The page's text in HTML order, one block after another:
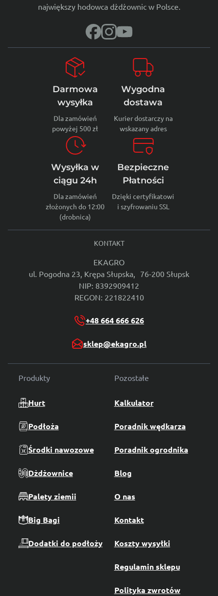
największy hodowca dżdżownic w Polsce.
Darmowa
wysyłka
Dla zamówień
powyżej 500 zł
Wygodna
dostawa
Kurier dostarczy na
wskazany adres
Wysyłka w
ciągu 24h
Dla zamówień
złożonych do 12:00
(drobnica)
Bezpieczne
Płatności
Dzięki certyfikatowi
i szyfrowaniu SSL
KONTAKT
EKAGRO
ul. Pogodna 23, Krępa Słupska, 76-200 Słupsk
NIP: 8392909412
REGON: 221822410
+48 664 666 626
sklep@ekagro.pl
Produkty
Hurt
Podłoża
Środki nawozowe
Dżdżownice
Palety ziemii
Big Bagi
Dodatki do podłoży
Pozostałe
Kalkulator
Poradnik wędkarza
Poradnik ogrodnika
Blog
O nas
Kontakt
Koszty wysyłki
Regulamin sklepu
Polityka zwrotów